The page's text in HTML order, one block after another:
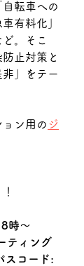
転車への
有料化」
。そこ
止対策と
」をテー
ン用の ジ
時～
ティング
コード: